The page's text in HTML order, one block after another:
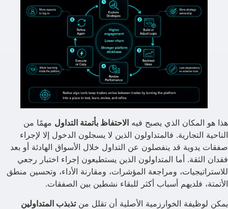
هذا هو المكان الذي يصبح فيه الاحتفاظ بأتمتة التداول مهمًا من
الناحية التجارية. فالمتداولون الذين لا يسجلون الدخول إلا لإجراء
صفقات يدوية قد ينفصلون عن التداول خلال الأسواق الهادئة أو بعد
فقدان الثقة. أما المتداولون الذين يستطيعون إجراء اختبار رجعي
للاستراتيجيات، ومراجعة المؤشرات، ومقارنة الأداء، وتحسين منطق
الأتمتة، فلديهم أسباب أكثر للبقاء نشطين بين الصفقات.
يمكن لوظيفة الخوارزمية الأصلية أن تقلل منتذبذب المتداولين